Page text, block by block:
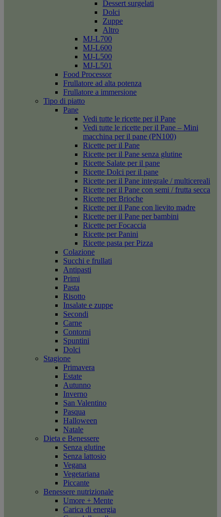
Dessert surgelati
Dolci
Zuppe
Altro
MJ-L700
MJ-L600
MJ-L500
MJ-L501
Food Processor
Frullatore ad alta potenza
Frullatore a immersione
Tipo di piatto
Pane
Vedi tutte le ricette per il Pane
Vedi tutte le ricette per il Pane – Mini
macchina per il pane (PN100)
Ricette per il Pane
Ricette per il Pane senza glutine
Ricette Salate per il pane
Ricette Dolci per il pane
Ricette per il Pane integrale / multicereali
Ricette per il Pane con semi / frutta secca
Ricette per Brioche
Ricette per il Pane con lievito madre
Ricette per il Pane per bambini
Ricette per Focaccia
Ricette per Panini
Ricette pasta per Pizza
Colazione
Succhi e frullati
Antipasti
Primi
Pasta
Risotto
Insalate e zuppe
Secondi
Carne
Contorni
Spuntini
Dolci
Stagione
Primavera
Estate
Autunno
Inverno
San Valentino
Pasqua
Halloween
Natale
Dieta e Benessere
Senza glutine
Senza lattosio
Vegana
Vegetariana
Piccante
Benessere nutrizionale
Umore + Mente
Carica di energia